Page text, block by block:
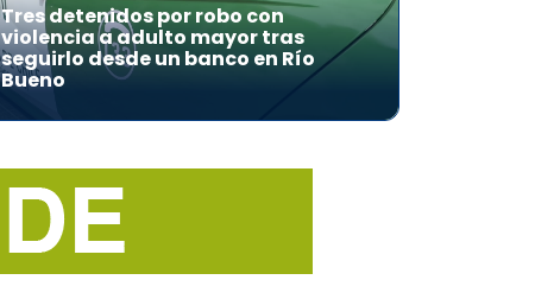
Tres detenidos por robo con
violencia a adulto mayor tras
seguirlo desde un banco en Río
Bueno